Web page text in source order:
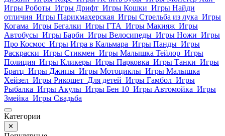
Игры Роботы Игры Дрифт Игры Кошки Игры Найди
отличия Игры Парикмахерская Игры Стрельба из лука Игры
Когама Игры Бегалки Игры ГТА Игры Макияж Игры
Автобусы Игры Барби Игры Велосипеды Игры Ножи Игры
Про Космос Игры Игра в Кальмара Игры Панды Игры
Раскраски Игры Стикмен Игры Малышка Тейлор Игры
Полиция Игры Кликеры Игры Парковка Игры Танки Игры
Братц Игры Джипы Игры Мотоциклы Игры Малышка
Хейзел Игры Рикошет Для детей Игры Гамбол Игры
Рыбалка Игры Акулы Игры Бен 10 Игры Автомойка Игры
Змейка Игры Свадьба
Категории
✕